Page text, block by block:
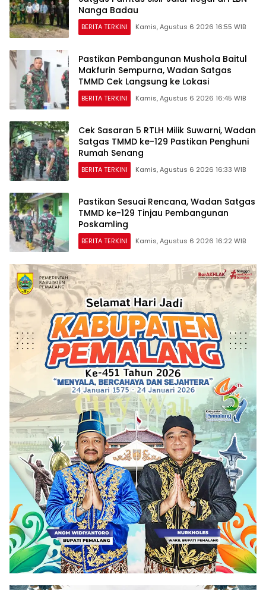
Nanga Badau
BERITA TERKINI Kamis, Agustus 6 2026 16:55 WIB
Pastikan Pembangunan Mushola Baitul
Makfurin Sempurna, Wadan Satgas
TMMD Cek Langsung ke Lokasi
BERITA TERKINI Kamis, Agustus 6 2026 16:45 WIB
Cek Sasaran 5 RTLH Milik Suwarni, Wadan
Satgas TMMD ke-129 Pastikan Penghuni
Rumah Senang
BERITA TERKINI Kamis, Agustus 6 2026 16:33 WIB
Pastikan Sesuai Rencana, Wadan Satgas
TMMD ke-129 Tinjau Pembangunan
Poskamling
BERITA TERKINI Kamis, Agustus 6 2026 16:22 WIB